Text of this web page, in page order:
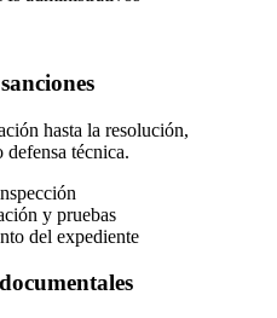
hasta la resolución,
técnica.
y pruebas
del expediente